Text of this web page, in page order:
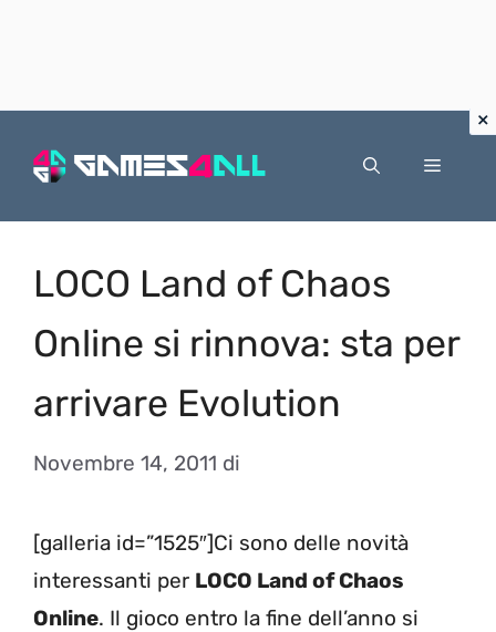
Menu
LOCO Land of Chaos
Online si rinnova: sta per
arrivare Evolution
Novembre 14, 2011 di
[galleria id=”1525″]Ci sono delle novità
interessanti per LOCO Land of Chaos
Online. Il gioco entro la fine dell’anno si